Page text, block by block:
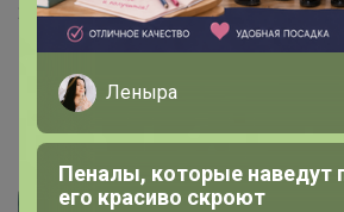
26 июня, 2022 12:16
, здравствуйте 🌸 уточню этот
понедельник у менеджера 🌸
Леныра
Пеналы, которые наведут
его красиво скроют